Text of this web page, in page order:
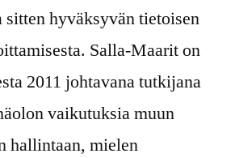
hyväksyvän tietoisen
Salla-Maarit on
2011 johtavana tutkijana
vaikutuksia muun
hallintaan, mielen